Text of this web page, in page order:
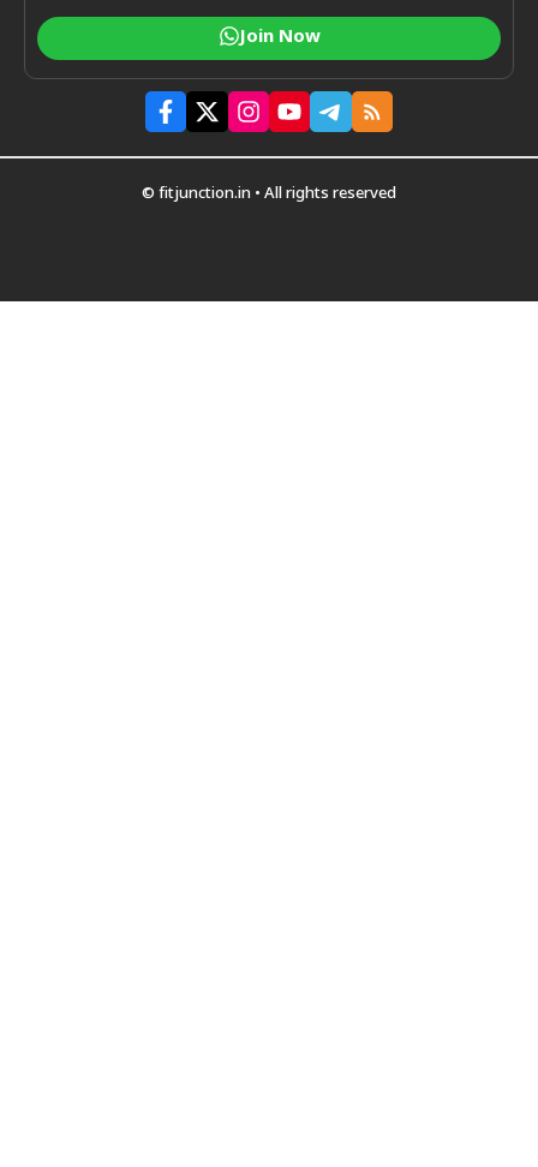
Join Now
© fitjunction.in • All rights reserved